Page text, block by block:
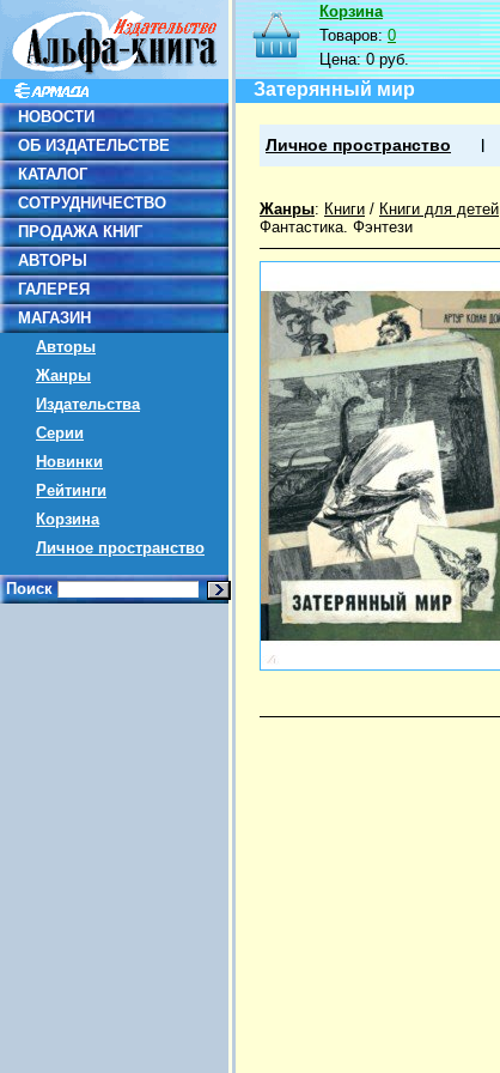
НОВОСТИ
ОБ ИЗДАТЕЛЬСТВЕ
КАТАЛОГ
СОТРУДНИЧЕСТВО
ПРОДАЖА КНИГ
АВТОРЫ
ГАЛЕРЕЯ
МАГАЗИН
Авторы
Жанры
Издательства
Серии
Новинки
Рейтинги
Корзина
Личное пространство
Поиск
Корзина
Товаров:0
Цена:0 руб.
Затерянный мир
Личное пространство
Жанры: Книги / Книги для детей
Фантастика. Фэнтези